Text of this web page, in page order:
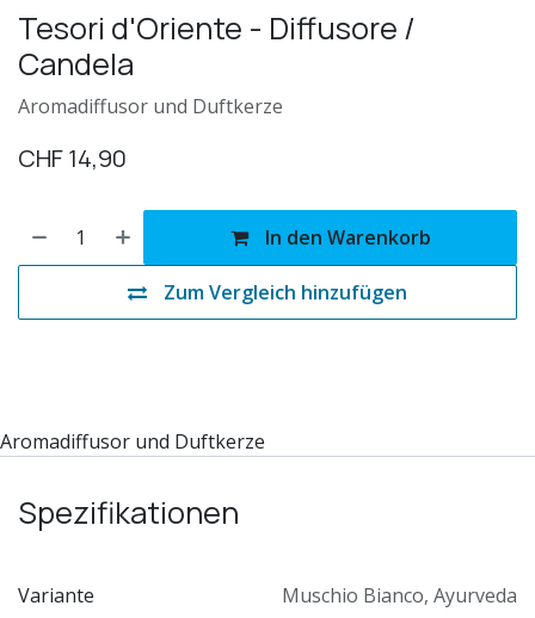
Tesori d'Oriente - Diffusore /
Candela
Aromadiffusor und Duftkerze
CHF14,90
In den Warenkorb
Zum Vergleich hinzufügen
Aromadiffusor und Duftkerze
Spezifikationen
Variante Muschio Bianco, Ayurveda